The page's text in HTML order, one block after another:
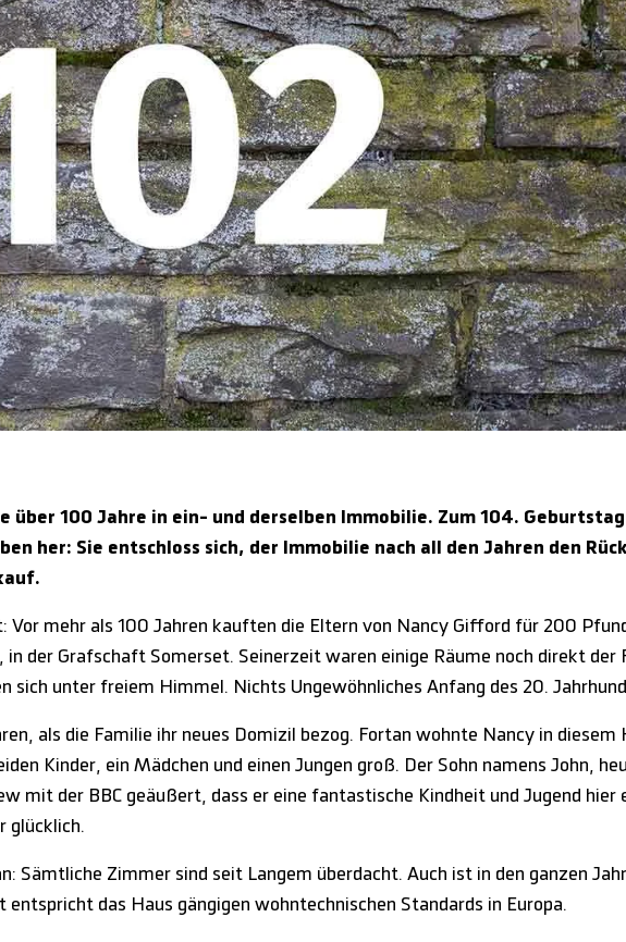
über 100 Jahre in ein- und derselben Immobilie. Zum 104.
her: Sie entschloss sich, der Immobilie nach all den Jahren den
Vor mehr als 100 Jahren kauften die Eltern von Nancy Gifford für 200
der Grafschaft Somerset. Seinerzeit waren einige Räume noch direkt der
sich unter freiem Himmel. Nichts Ungewöhnliches Anfang des 20.
als die Familie ihr neues Domizil bezog. Fortan wohnte Nancy in diesem
Kinder, ein Mädchen und einen Jungen groß. Der Sohn namens John,
mit der BBC geäußert, dass er eine fantastische Kindheit und Jugend hier
glücklich.
Sämtliche Zimmer sind seit Langem überdacht. Auch ist in den ganzen
das Haus gängigen wohntechnischen Standards in Europa.